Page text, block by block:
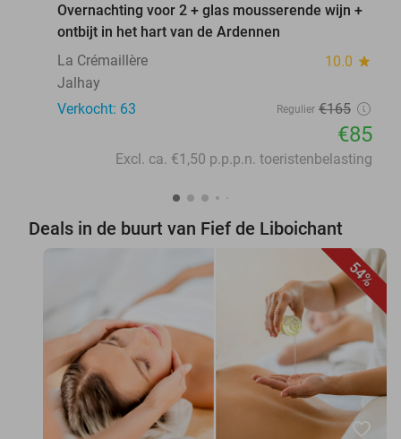
Overnachting voor 2 + glas mousserende wijn +
ontbijt in het hart van de Ardennen
La Crémaillère
10.0 star
Jalhay
Verkocht: 63
Regulier €165
€85
Excl. ca. €1,50 p.p.p.n. toeristenbelasting
Deals in de buurt van Fief de Liboichant
54%
favorite_border